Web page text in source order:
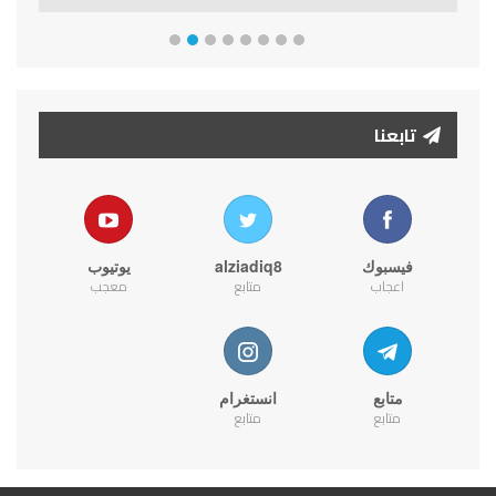
تابعنا
فيسبوك
اعجاب
alziadiq8
متابع
يوتيوب
معجب
متابع
متابع
انستغرام
متابع